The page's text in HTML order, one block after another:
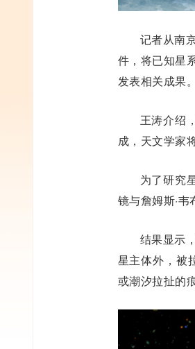
记者从南
件，将已知星
发表相关成果。
王涛介绍
成，天文学家
为了研究
镜与詹姆斯·
结果显示
星主体外，被
或潮汐拉扯的痕